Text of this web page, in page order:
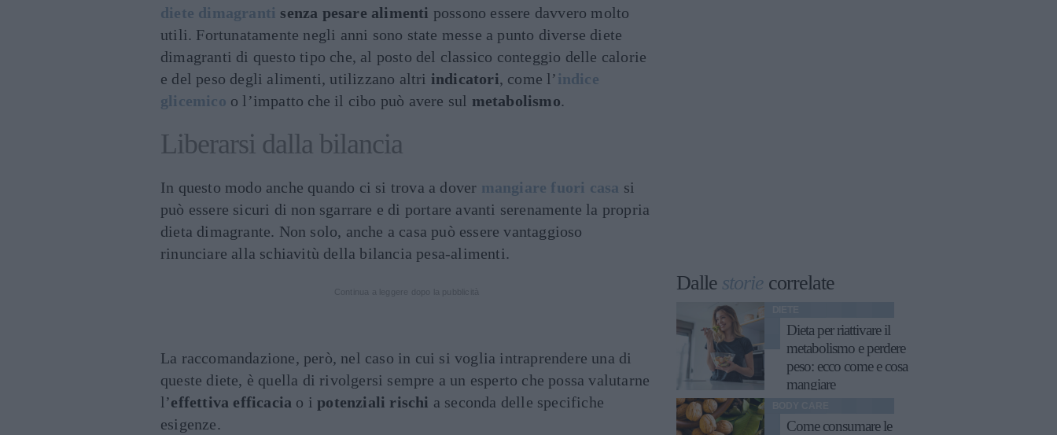
diete dimagranti senza pesare alimenti possono essere davvero molto
utili. Fortunatamente negli anni sono state messe a punto diverse diete
dimagranti di questo tipo che, al posto del classico conteggio delle calorie
e del peso degli alimenti, utilizzano altri indicatori, come l’indice
glicemico o l’impatto che il cibo può avere sul metabolismo.
Liberarsi dalla bilancia
In questo modo anche quando ci si trova a dover mangiare fuori casa si
può essere sicuri di non sgarrare e di portare avanti serenamente la propria
dieta dimagrante. Non solo, anche a casa può essere vantaggioso
rinunciare alla schiavitù della bilancia pesa-alimenti.
La raccomandazione, però, nel caso in cui si voglia intraprendere una di
queste diete, è quella di rivolgersi sempre a un esperto che possa valutarne
l’effettiva efficacia o i potenziali rischi a seconda delle specifiche
esigenze.
Dalle storie correlate
Dieta per riattivare il
metabolismo e perdere
peso: ecco come e cosa
mangiare
Come consumare le